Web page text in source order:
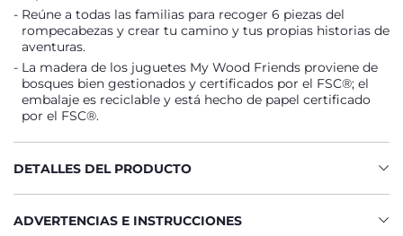
Reúne a todas las familias para recoger 6 piezas del
rompecabezas y crear tu camino y tus propias historias de
aventuras.
La madera de los juguetes My Wood Friends proviene de
bosques bien gestionados y certificados por el FSC®; el
embalaje es reciclable y está hecho de papel certificado
por el FSC®.
DETALLES DEL PRODUCTO
ADVERTENCIAS E INSTRUCCIONES